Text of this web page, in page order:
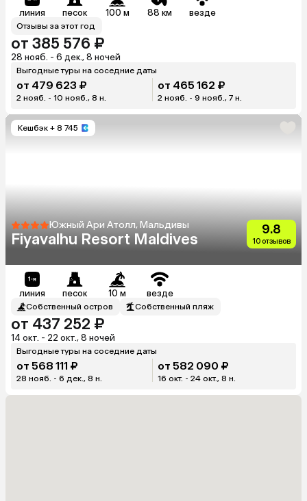
линия песок 100 м 88 км везде
Отзывы за этот год
от 385 576 ₽
28 нояб. - 6 дек., 8 ночей
Выгодные туры на соседние даты
от 479 623 ₽
2 нояб. - 10 нояб., 8 н.
от 465 162 ₽
2 нояб. - 9 нояб., 7 н.
Кешбэк + 8 745
Южный Ари Атолл, Мальдивы
Fiyavalhu Resort Maldives
9.8
10 отзывов
линия песок 10 м везде
Собственный остров Собственный пляж
от 437 252 ₽
14 окт. - 22 окт., 8 ночей
Выгодные туры на соседние даты
от 568 111 ₽
28 нояб. - 6 дек., 8 н.
от 582 090 ₽
16 окт. - 24 окт., 8 н.